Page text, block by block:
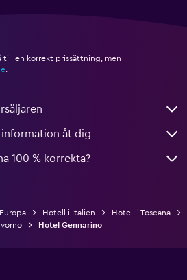
till en korrekt prissättning, men
information åt dig
100 % korrekta?
Hotell i Italien
Hotell i Toscana
Hotel Gennarino